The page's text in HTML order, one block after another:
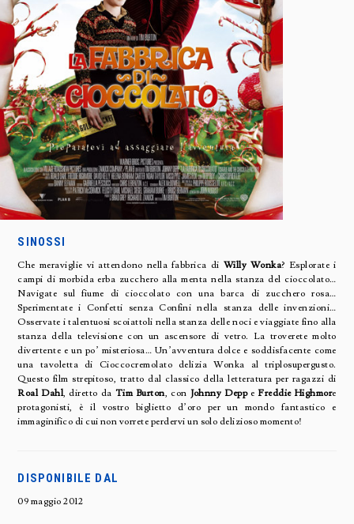
SINOSSI
Che meraviglie vi attendono nella fabbrica di Willy Wonka? Esplorate i
campi di morbida erba zucchero alla menta nella stanza del cioccolato…
Navigate sul fiume di cioccolato con una barca di zucchero rosa…
Sperimentate i Confetti senza Confini nella stanza delle invenzioni…
Osservate i talentuosi scoiattoli nella stanza delle noci e viaggiate fino alla
stanza della televisione con un ascensore di vetro. La troverete molto
divertente e un po’ misteriosa… Un’avventura dolce e soddisfacente come
una tavoletta di Cioccocremolato delizia Wonka al triplosupergusto.
Questo film strepitoso, tratto dal classico della letteratura per ragazzi di
Roal Dahl, diretto da Tim Burton, con Johnny DeppeFreddie Highmore
protagonisti, è il vostro biglietto d’oro per un mondo fantastico e
immaginifico di cui non vorrete perdervi un solo delizioso momento!
DISPONIBILE DAL
09 maggio 2012